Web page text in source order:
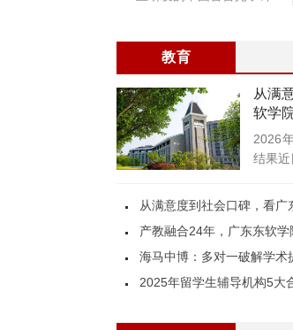
教育
从满
软学
2026
结果
海马中博：多对一破解学术